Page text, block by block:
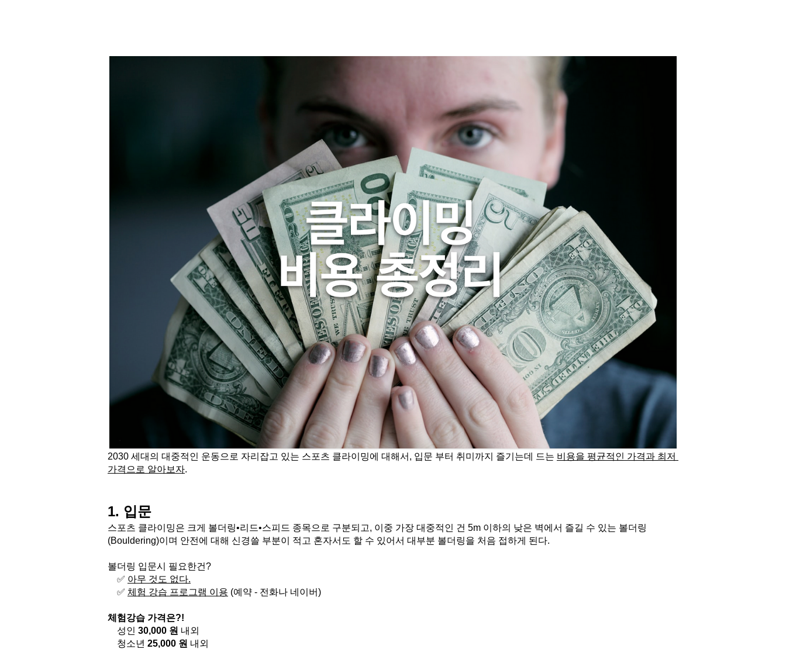
2030 세대의 대중적인 운동으로 자리잡고 있는 스포츠 클라이밍에 대해서, 입문 부터 취미까지 즐기는데 드는 비용을 평균적인 가격과 최저
가격으로 알아보자.
1. 입문
스포츠 클라이밍은 크게 볼더링•리드•스피드 종목으로 구분되고, 이중 가장 대중적인 건 5m 이하의 낮은 벽에서 즐길 수 있는 볼더링
(Bouldering)이며 안전에 대해 신경쓸 부분이 적고 혼자서도 할 수 있어서 대부분 볼더링을 처음 접하게 된다.
볼더링 입문시 필요한건?
✅ 아무 것도 없다.
✅ 체험 강습 프로그램 이용 (예약 - 전화나 네이버)
체험강습 가격은?!
성인 30,000 원 내외
청소년 25,000 원 내외